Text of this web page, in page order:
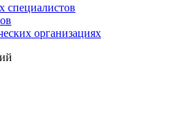
специалистов
организациях